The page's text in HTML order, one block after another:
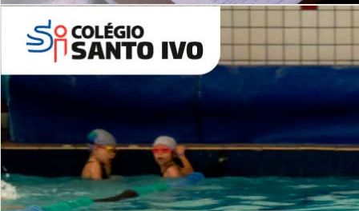
Leituras Literárias
ALUNOS NOVOS
Entre em Contato